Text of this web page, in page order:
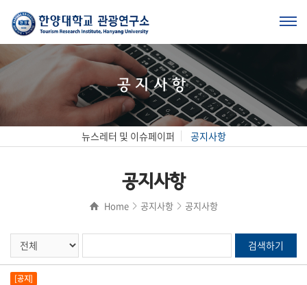
공지사항
뉴스레터 및 이슈페이퍼 공지사항
공지사항
Home 공지사항 공지사항
[공지]